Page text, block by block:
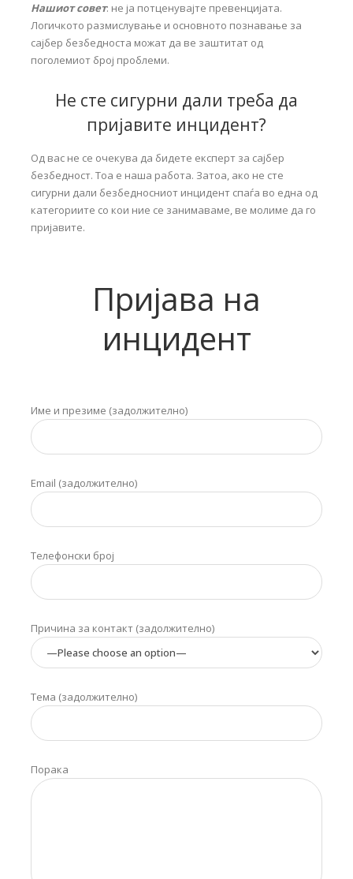
Нашиот совет: не ја потценувајте превенцијата.
Логичкото размислување и основното познавање за
сајбер безбедноста можат да ве заштитат од
поголемиот број проблеми.
Не сте сигурни дали треба да
пријавите инцидент?
Од вас не се очекува да бидете експерт за сајбер
безбедност. Тоа е наша работа. Затоа, ако не сте
сигурни дали безбедносниот инцидент спаѓа во една од
категориите со кои ние се занимаваме, ве молиме да го
пријавите.
Пријава на
инцидент
Име и презиме (задолжително)
Email (задолжително)
Телефонски број
Причина за контакт (задолжително)
Тема (задолжително)
Порака